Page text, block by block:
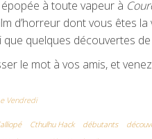
à toute vapeur à
d’horreur dont vous êtes la
que quelques découvertes
le mot à vos amis, et
Vendredi
Cthulhu Hack débutants